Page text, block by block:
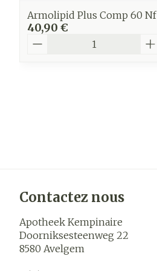
Armolipid Plus Comp 60 Nf
40,90 €
Contactez nous
Apotheek Kempinaire
Doorniksesteenweg 22
8580 Avelgem